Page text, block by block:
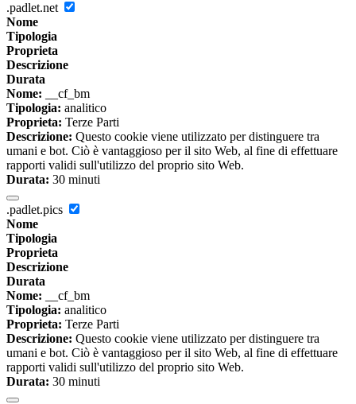
.padlet.net
Nome
Tipologia
Proprieta
Descrizione
Durata
Nome: __cf_bm
Tipologia: analitico
Proprieta: Terze Parti
Descrizione: Questo cookie viene utilizzato per distinguere tra
umani e bot. Ciò è vantaggioso per il sito Web, al fine di effettuare
rapporti validi sull'utilizzo del proprio sito Web.
Durata: 30 minuti
.padlet.pics
Nome
Tipologia
Proprieta
Descrizione
Durata
Nome: __cf_bm
Tipologia: analitico
Proprieta: Terze Parti
Descrizione: Questo cookie viene utilizzato per distinguere tra
umani e bot. Ciò è vantaggioso per il sito Web, al fine di effettuare
rapporti validi sull'utilizzo del proprio sito Web.
Durata: 30 minuti